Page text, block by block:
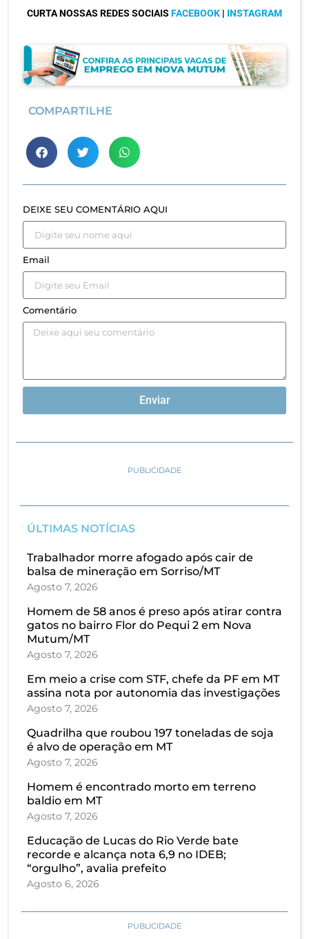
CURTA NOSSAS REDES SOCIAIS FACEBOOK | INSTAGRAM
COMPARTILHE
DEIXE SEU COMENTÁRIO AQUI
Email
Comentário
Enviar
PUBLICIDADE
ÚLTIMAS NOTÍCIAS
Trabalhador morre afogado após cair de
balsa de mineração em Sorriso/MT
Agosto 7, 2026
Homem de 58 anos é preso após atirar contra
gatos no bairro Flor do Pequi 2 em Nova
Mutum/MT
Agosto 7, 2026
Em meio a crise com STF, chefe da PF em MT
assina nota por autonomia das investigações
Agosto 7, 2026
Quadrilha que roubou 197 toneladas de soja
é alvo de operação em MT
Agosto 7, 2026
Homem é encontrado morto em terreno
baldio em MT
Agosto 7, 2026
Educação de Lucas do Rio Verde bate
recorde e alcança nota 6,9 no IDEB;
“orgulho”, avalia prefeito
Agosto 6, 2026
PUBLICIDADE